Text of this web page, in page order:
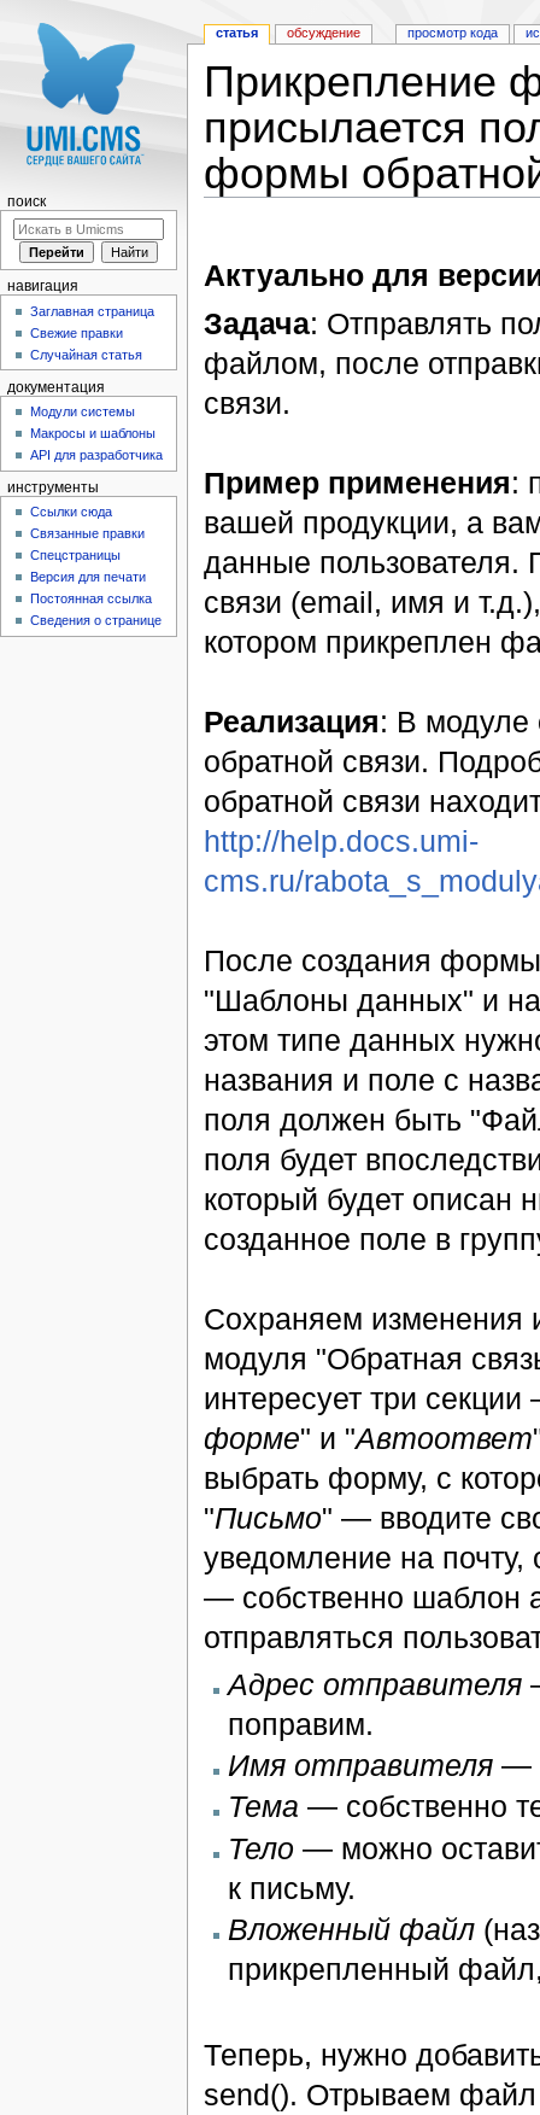
Прикрепление
присылается
формы
Актуально для
Задача: Отправлять
файлом, после
связи.
Пример применения:
вашей продукции, а
данные пользователя.
связи (email, имя и
котором прикреплен
Реализация: В модуле
обратной связи.
обратной связи
http://help.docs.umi-
cms.ru/
После создания формы
"Шаблоны данных" и
этом типе данных
названия и поле с
поля должен быть
поля будет
который будет описан
созданное поле в
Сохраняем изменения
модуля "Обратная
интересует три
форме" и "Автоответ
выбрать форму, с
"Письмо" — вводите
уведомление на
— собственно шаблон
отправляться
Адрес отправителя
поправим.
Имя отправителя—
Тема — собственно
Тело — можно
к письму.
Вложенный файл
прикрепленный
Теперь, нужно
send(). Отрываем
статья обсуждение просмотр кода
поиск
навигация
Заглавная страница
Свежие правки
Случайная статья
документация
Модули системы
Макросы и шаблоны
API для разработчика
инструменты
Ссылки сюда
Связанные правки
Спецстраницы
Версия для печати
Постоянная ссылка
Сведения о странице